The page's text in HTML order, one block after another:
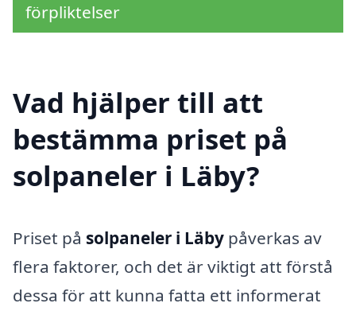
förpliktelser
Vad hjälper till att
bestämma priset på
solpaneler i Läby?
Priset på solpaneler i Läby påverkas av
flera faktorer, och det är viktigt att förstå
dessa för att kunna fatta ett informerat